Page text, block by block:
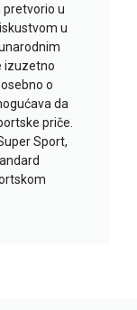
pretvorio u
u
izuzetno
o
da
priče.
Sport,